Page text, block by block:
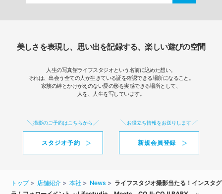
美しさを表現し、思い出を記録する、楽しい遊びの空間
人生の写真館ライフスタジオという名前に込めた想い。
それは、出会う全ての人が生きている証を確認できる場所になること。
家族の絆とかけがえのない愛の形を実感できる場所として、
人を、人生を写しています。
撮影のご予約はこちらから
スタジオ予約
お役立ち情報をお送りします
新規会員登録
トップ 店舗紹介 本社 News
ライフスタジオ撮影当たる！インスタグ